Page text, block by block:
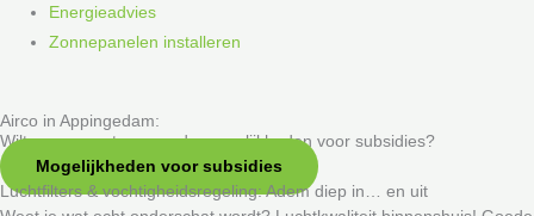
Energieadvies
Zonnepanelen installeren
Airco in Appingedam:
Wilt u meer weten over de mogelijkheden voor subsidies?
Mogelijkheden voor subsidies
Luchtfilters & vochtigheidsregeling: Adem diep in… en uit